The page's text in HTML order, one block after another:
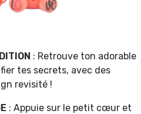
: Retrouve ton adorable
tes secrets, avec des
revisité !
: Appuie sur le petit cœur et